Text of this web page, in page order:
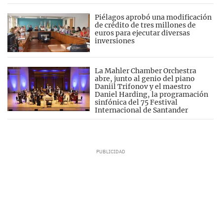
Piélagos aprobó una modificación
de crédito de tres millones de
euros para ejecutar diversas
inversiones
La Mahler Chamber Orchestra
abre, junto al genio del piano
Daniil Trifonov y el maestro
Daniel Harding, la programación
sinfónica del 75 Festival
Internacional de Santander